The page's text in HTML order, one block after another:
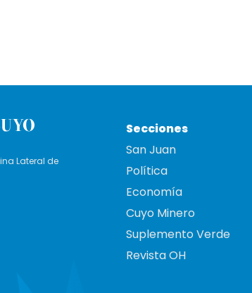
Lateral de
Secciones
San Juan
Política
Economía
Cuyo Minero
Suplemento Verde
Revista OH